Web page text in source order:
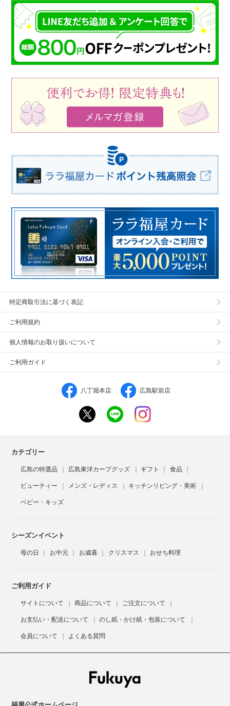
特定商取引法に基づく表記
ご利用規約
個人情報のお取り扱いについて
ご利用ガイド
八丁堀本店 広島駅前店
カテゴリー
広島の特選品 広島東洋カープグッズ ギフト 食品
ビューティー メンズ・レディス キッチンリビング・美術
ベビー・キッズ
シーズンイベント
母の日 お中元 お歳暮 クリスマス おせち料理
ご利用ガイド
サイトについて 商品について ご注文について
お支払い・配送について のし紙・かけ紙・包装について
会員について よくある質問